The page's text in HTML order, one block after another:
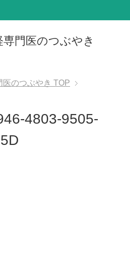
門医のつぶやき
医のつぶやき TOP
4803-9505-